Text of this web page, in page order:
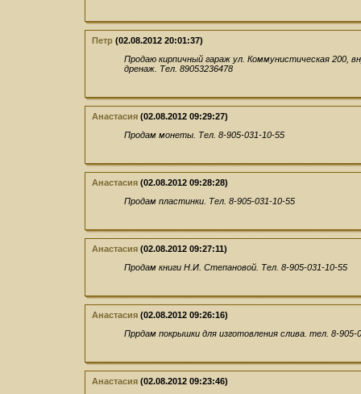
Петр (02.08.2012 20:01:37)
Продаю кирпичный гараж ул. Коммунистическая 200,
дренаж. Тел. 89053236478
Анастасия (02.08.2012 09:29:27)
Продам монеты. Тел. 8-905-031-10-55
Анастасия (02.08.2012 09:28:28)
Продам пластинки. Тел. 8-905-031-10-55
Анастасия (02.08.2012 09:27:11)
Продам книги Н.И. Степановой. Тел. 8-905-031-10-55
Анастасия (02.08.2012 09:26:16)
Пррдам покрышки для изготовления слива. тел. 8-905-
Анастасия (02.08.2012 09:23:46)